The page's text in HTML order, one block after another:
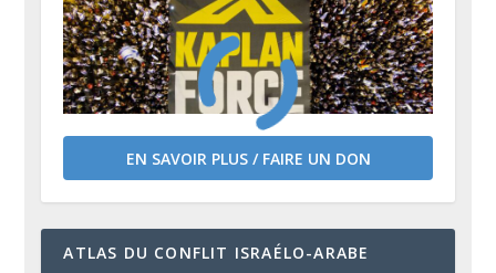
EN SAVOIR PLUS / FAIRE UN DON
ATLAS DU CONFLIT ISRAÉLO-ARABE